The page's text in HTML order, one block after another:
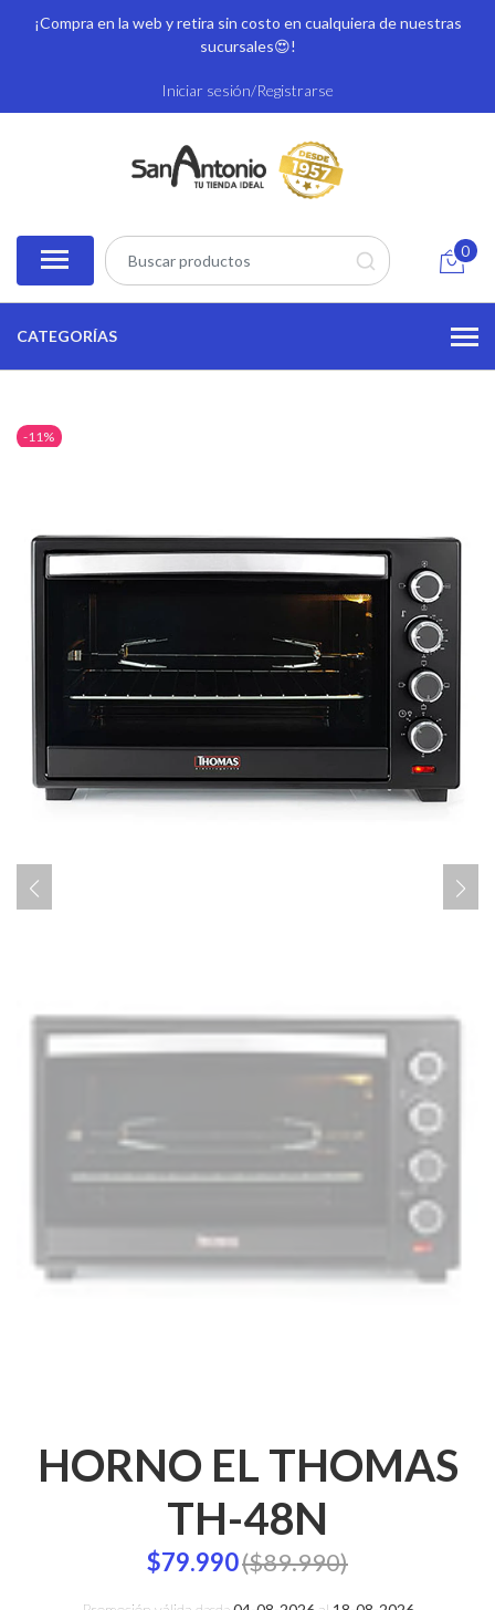
¡Compra en la web y retira sin costo en cualquiera de nuestras
sucursales😍!
Iniciar sesión/Registrarse
0
CATEGORÍAS
-11%
HORNO EL THOMAS
TH-48N
$79.990($89.990)